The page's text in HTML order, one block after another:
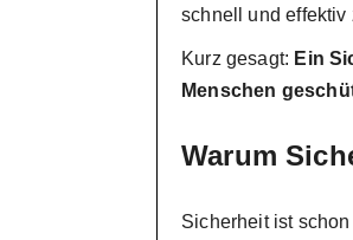
schnell und effektiv
Kurz gesagt: Ein
Menschen
Warum
Sicherheit ist